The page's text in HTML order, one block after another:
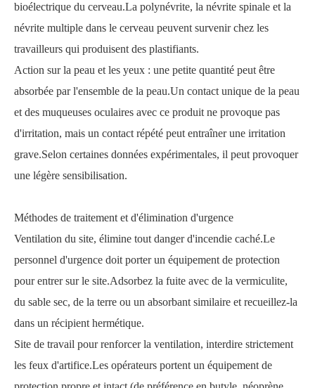
bioélectrique du cerveau.La polynévrite, la névrite spinale et la
névrite multiple dans le cerveau peuvent survenir chez les
travailleurs qui produisent des plastifiants.
Action sur la peau et les yeux : une petite quantité peut être
absorbée par l'ensemble de la peau.Un contact unique de la peau
et des muqueuses oculaires avec ce produit ne provoque pas
d'irritation, mais un contact répété peut entraîner une irritation
grave.Selon certaines données expérimentales, il peut provoquer
une légère sensibilisation.
Méthodes de traitement et d'élimination d'urgence
Ventilation du site, élimine tout danger d'incendie caché.Le
personnel d'urgence doit porter un équipement de protection
pour entrer sur le site.Adsorbez la fuite avec de la vermiculite,
du sable sec, de la terre ou un absorbant similaire et recueillez-la
dans un récipient hermétique.
Site de travail pour renforcer la ventilation, interdire strictement
les feux d'artifice.Les opérateurs portent un équipement de